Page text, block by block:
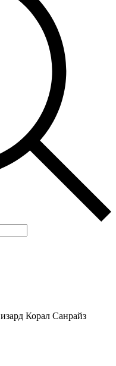
Корал Санрайз